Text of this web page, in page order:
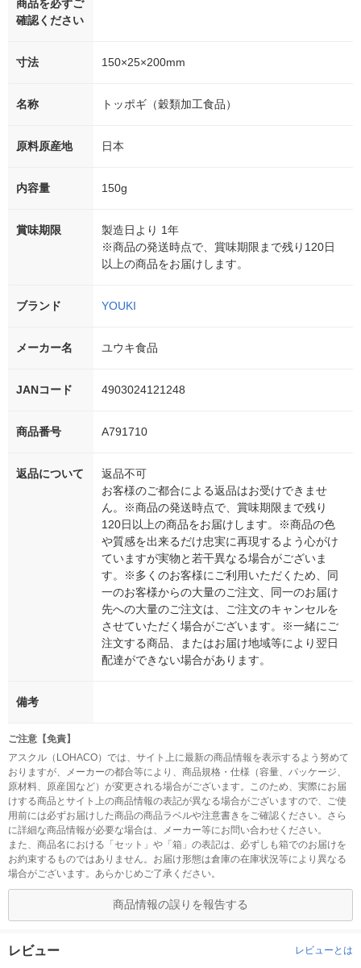
商品を必ずご
確認ください
寸法 150×25×200mm
名称 トッポギ（穀類加工食品）
原料原産地 日本
内容量 150g
賞味期限
製造日より 1年
※商品の発送時点で、賞味期限まで残り120日
以上の商品をお届けします。
ブランド YOUKI
メーカー名 ユウキ食品
JANコード 4903024121248
商品番号 A791710
返品について
返品不可
お客様のご都合による返品はお受けできませ
ん。※商品の発送時点で、賞味期限まで残り
120日以上の商品をお届けします。※商品の色
や質感を出来るだけ忠実に再現するよう心がけ
ていますが実物と若干異なる場合がございま
す。※多くのお客様にご利用いただくため、同
一のお客様からの大量のご注文、同一のお届け
先への大量のご注文は、ご注文のキャンセルを
させていただく場合がございます。※一緒にご
注文する商品、またはお届け地域等により翌日
配達ができない場合があります。
備考
ご注意【免責】
アスクル（LOHACO）では、サイト上に最新の商品情報を表示するよう努めて
おりますが、メーカーの都合等により、商品規格・仕様（容量、パッケージ、
原材料、原産国など）が変更される場合がございます。このため、実際にお届
けする商品とサイト上の商品情報の表記が異なる場合がございますので、ご使
用前には必ずお届けした商品の商品ラベルや注意書きをご確認ください。さら
に詳細な商品情報が必要な場合は、メーカー等にお問い合わせください。
また、商品名における「セット」や「箱」の表記は、必ずしも箱でのお届けを
お約束するものではありません。お届け形態は倉庫の在庫状況等により異なる
場合がございます。あらかじめご了承ください。
商品情報の誤りを報告する
レビュー レビューとは